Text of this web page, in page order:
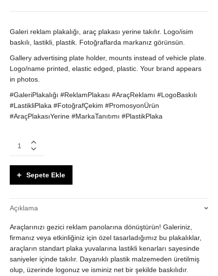
Galeri reklam plakalığı, araç plakası yerine takılır. Logo/isim
baskılı, lastikli, plastik. Fotoğraflarda markanız görünsün.
Gallery advertising plate holder, mounts instead of vehicle plate.
Logo/name printed, elastic edged, plastic. Your brand appears
in photos.
#GaleriPlakalığı #ReklamPlakası #AraçReklamı #LogoBaskılı
#LastikliPlaka #FotoğrafÇekim #PromosyonÜrün
#AraçPlakasıYerine #MarkaTanıtımı #PlastikPlaka
Plakası
Yerine
-
Logo
&
İsim
Baskılı
Sepete Ekle
Açıklama
Araçlarınızı gezici reklam panolarına dönüştürün! Galeriniz,
firmanız veya etkinliğiniz için özel tasarladığımız bu plakalıklar,
araçların standart plaka yuvalarına lastikli kenarları sayesinde
saniyeler içinde takılır. Dayanıklı plastik malzemeden üretilmiş
olup, üzerinde logonuz ve isminiz net bir şekilde baskılıdır.